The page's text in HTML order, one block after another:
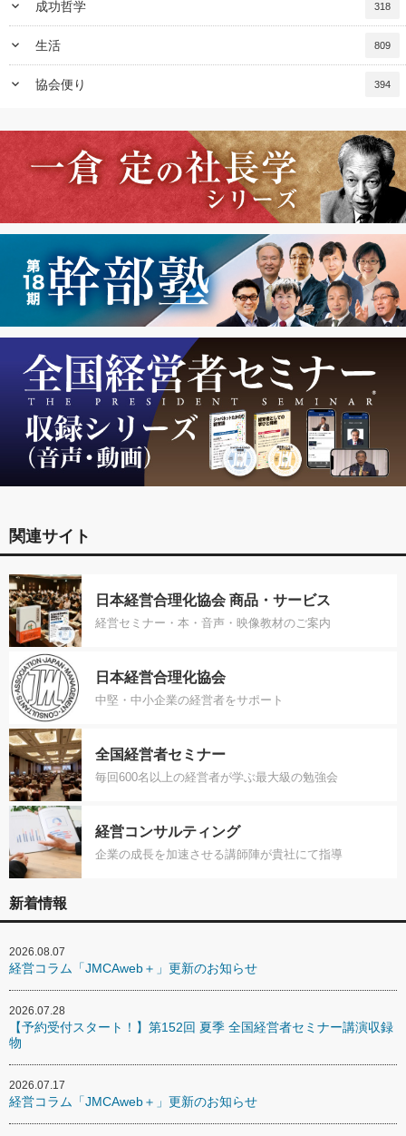
keyboard_arrow_down 成功哲学 318
keyboard_arrow_down 生活 809
keyboard_arrow_down 協会便り 394
関連サイト
日本経営合理化協会 商品・サービス
経営セミナー・本・音声・映像教材のご案内
日本経営合理化協会
中堅・中小企業の経営者をサポート
全国経営者セミナー
毎回600名以上の経営者が学ぶ最大級の勉強会
経営コンサルティング
企業の成長を加速させる講師陣が貴社にて指導
新着情報
2026.08.07
経営コラム「JMCAweb＋」更新のお知らせ
2026.07.28
【予約受付スタート！】第152回 夏季 全国経営者セミナー講演収録
物
2026.07.17
経営コラム「JMCAweb＋」更新のお知らせ